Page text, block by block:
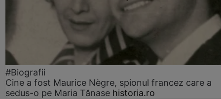
#Biografii
Cine a fost Maurice Nègre, spionul francez care a
sedus-o pe Maria Tănase historia.ro